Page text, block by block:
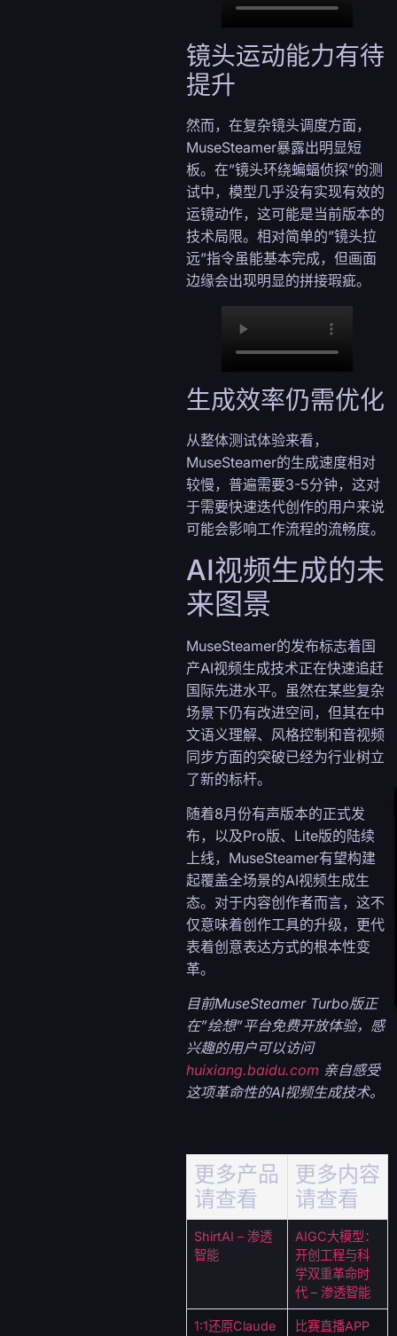
镜头运动能力有待
提升
然而，在复杂镜头调度方面，
MuseSteamer暴露出明显短
板。在”镜头环绕蝙蝠侦探”的测
试中，模型几乎没有实现有效的
运镜动作，这可能是当前版本的
技术局限。相对简单的”镜头拉
远”指令虽能基本完成，但画面
边缘会出现明显的拼接瑕疵。
生成效率仍需优化
从整体测试体验来看，
MuseSteamer的生成速度相对
较慢，普遍需要3-5分钟，这对
于需要快速迭代创作的用户来说
可能会影响工作流程的流畅度。
AI视频生成的未
来图景
MuseSteamer的发布标志着国
产AI视频生成技术正在快速追赶
国际先进水平。虽然在某些复杂
场景下仍有改进空间，但其在中
文语义理解、风格控制和音视频
同步方面的突破已经为行业树立
了新的标杆。
随着8月份有声版本的正式发
布，以及Pro版、Lite版的陆续
上线，MuseSteamer有望构建
起覆盖全场景的AI视频生成生
态。对于内容创作者而言，这不
仅意味着创作工具的升级，更代
表着创意表达方式的根本性变
革。
目前MuseSteamer Turbo版正
在”绘想”平台免费开放体验，感
兴趣的用户可以访问
huixiang.baidu.com 亲自感受
这项革命性的AI视频生成技术。
更多产品
请查看
更多内容
请查看
ShirtAI – 渗透
智能
AIGC大模型：
开创工程与科
学双重革命时
代 – 渗透智能
1:1还原Claude
比赛直播APP